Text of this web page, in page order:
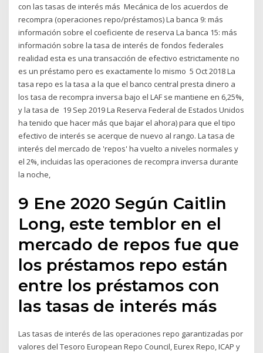
con las tasas de interés más Mecánica de los acuerdos de
recompra (operaciones repo/préstamos) La banca 9: más
información sobre el coeficiente de reserva La banca 15: más
información sobre la tasa de interés de fondos federales
realidad esta es una transacción de efectivo estrictamente no
es un préstamo pero es exactamente lo mismo 5 Oct 2018 La
tasa repo es la tasa a la que el banco central presta dinero a
los tasa de recompra inversa bajo el LAF se mantiene en 6,25%,
y la tasa de 19 Sep 2019 La Reserva Federal de Estados Unidos
ha tenido que hacer más que bajar el ahora) para que el tipo
efectivo de interés se acerque de nuevo al rango. La tasa de
interés del mercado de 'repos' ha vuelto a niveles normales y
el 2%, incluidas las operaciones de recompra inversa durante
la noche,
9 Ene 2020 Según Caitlin
Long, este temblor en el
mercado de repos fue que
los préstamos repo están
entre los préstamos con
las tasas de interés más
Las tasas de interés de las operaciones repo garantizadas por
valores del Tesoro European Repo Council, Eurex Repo, ICAP y